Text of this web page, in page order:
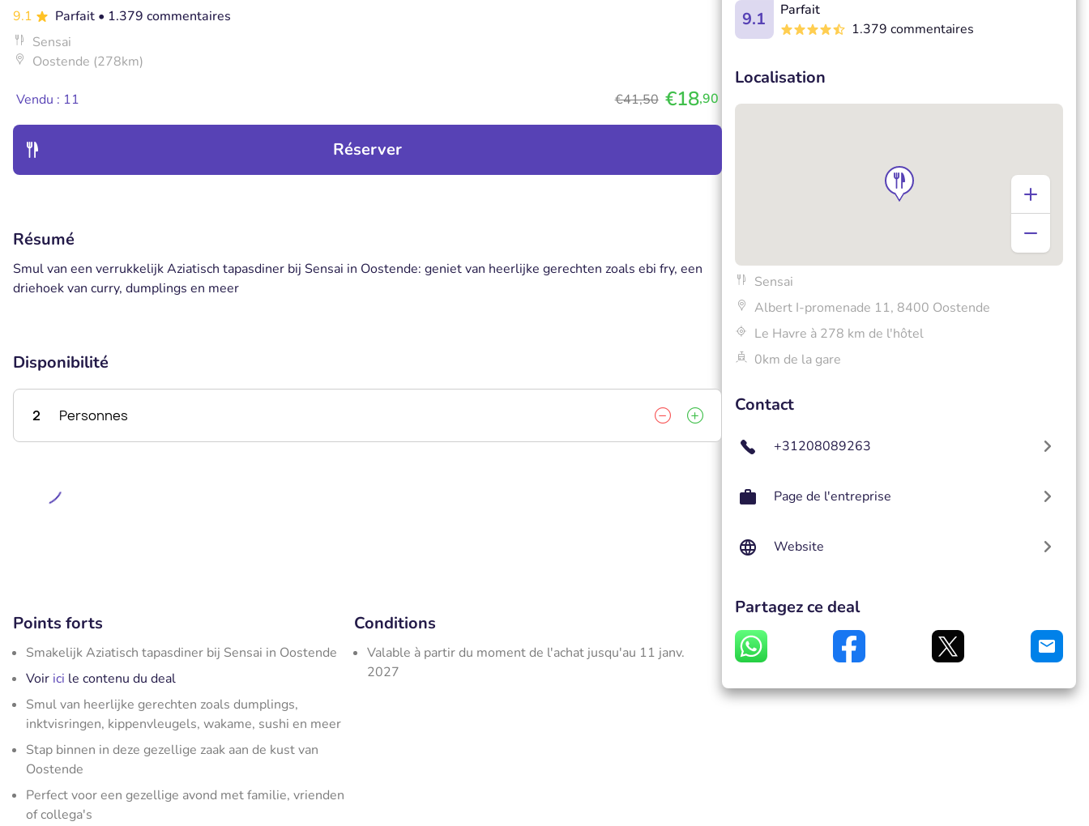
9.1 Parfait • 1.379 commentaires
Sensai
Oostende (278km)
Vendu : 11 €41,50 €18,90
Réserver
Résumé
Smul van een verrukkelijk Aziatisch tapasdiner bij Sensai in Oostende: geniet van heerlijke gerechten zoals ebi fry, een
driehoek van curry, dumplings en meer
Disponibilité
2 Personnes
Points forts
Smakelijk Aziatisch tapasdiner bij Sensai in Oostende
Voir ici le contenu du deal
Smul van heerlijke gerechten zoals dumplings,
inktvisringen, kippenvleugels, wakame, sushi en meer
Stap binnen in deze gezellige zaak aan de kust van
Oostende
Perfect voor een gezellige avond met familie, vrienden
of collega's
Conditions
Valable à partir du moment de l'achat jusqu'au 11 janv.
2027
9.1
Parfait
1.379 commentaires
Localisation
Sensai
Albert I-promenade 11, 8400 Oostende
Le Havre à 278 km de l'hôtel
0km de la gare
Contact
+31208089263
Page de l'entreprise
Website
Partagez ce deal